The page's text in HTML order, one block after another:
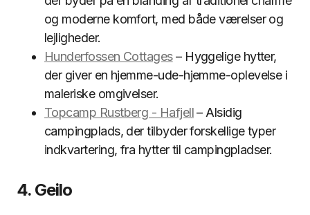
og moderne komfort, med både værelser og
lejligheder.
Hunderfossen Cottages– Hyggelige hytter,
der giver en hjemme-ude-hjemme-oplevelse i
maleriske omgivelser.
Topcamp Rustberg - Hafjell– Alsidig
campingplads, der tilbyder forskellige typer
indkvartering, fra hytter til campingpladser.
4. Geilo